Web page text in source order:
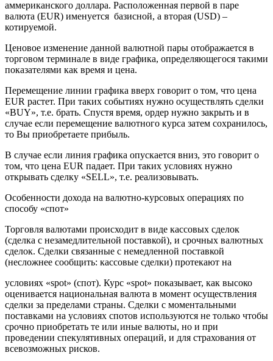
аммериканского доллара. Расположенная первой в паре
валюта (EUR) именуется базисной, а вторая (USD) –
котируемой.
Ценовое изменение данной валютной пары отображается в
торговом терминале в виде графика, определяющегося такими
показателями как время и цена.
Перемещение линии графика вверх говорит о том, что цена
EUR растет. При таких событиях нужно осуществлять сделки
«BUY», т.е. брать. Спустя время, ордер нужно закрыть и в
случае если перемещение валютного курса затем сохранилось,
то Вы приобретаете прибыль.
В случае если линия графика опускается вниз, это говорит о
том, что цена EUR падает. При таких условиях нужно
открывать сделку «SELL», т.е. реализовывать.
Особенности дохода на валютно-курсовых операциях по
способу «спот»
Торговля валютами происходит в виде кассовых сделок
(сделка с незамедлительной поставкой), и срочных валютных
сделок. Сделки связанные с немедленной поставкой
(несложнее сообщить: кассовые сделки) протекают на
условиях «spot» (спот). Курс «spot» показывает, как высоко
оценивается национальная валюта в момент осуществления
сделки за пределами страны. Сделки с моментальными
поставками на условиях спотов используются не только чтобы
срочно приобретать те или иные валюты, но и при
проведении спекулятивных операций, и для страхования от
всевозможных рисков.